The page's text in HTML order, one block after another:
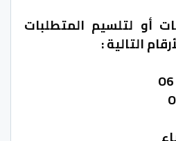
أو لتلسيم المتطلبات
التالية :